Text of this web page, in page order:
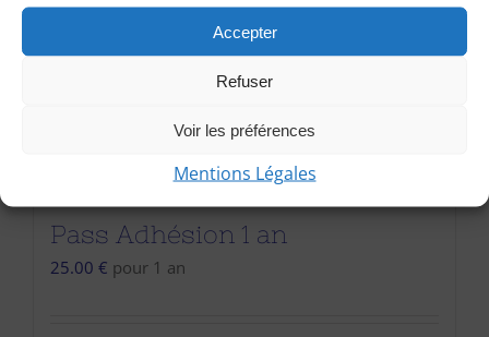
Accepter
Refuser
Voir les préférences
Mentions Légales
Pass Adhésion 1 an
25.00 € pour 1 an